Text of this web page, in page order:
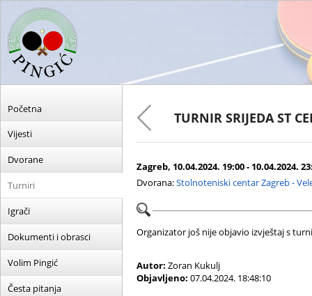
Početna
Vijesti
Dvorane
Turniri
Igrači
Dokumenti i obrasci
Volim Pingić
Česta pitanja
TURNIR SRIJEDA ST
Zagreb, 10.04.2024. 19:00 - 10.04.2024.
Dvorana:Stolnoteniski centar Zagreb -
Organizator još nije objavio izvještaj s
Autor: Zoran Kukulj
Objavljeno: 07.04.2024. 18:48:10